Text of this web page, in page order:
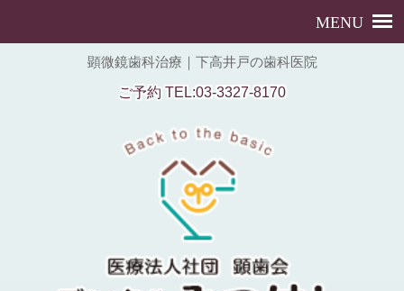
顕微鏡歯科治療｜下高井戸の歯科医院
ご予約 TEL:03-3327-8170